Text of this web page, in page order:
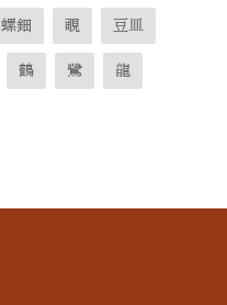
螺鈿 覗 豆皿
鶴 鷺 龍